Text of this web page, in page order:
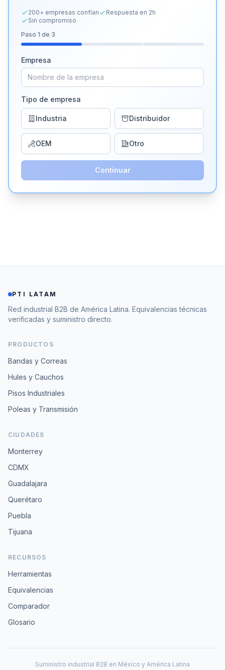
200+ empresas confían
Respuesta en 2h
Sin compromiso
Paso 1 de 3
Empresa
Tipo de empresa
Industria Distribuidor
OEM Otro
Continuar
PTI LATAM
Red industrial B2B de América Latina. Equivalencias técnicas
verificadas y suministro directo.
PRODUCTOS
Bandas y Correas
Hules y Cauchos
Pisos Industriales
Poleas y Transmisión
CIUDADES
Monterrey
CDMX
Guadalajara
Querétaro
Puebla
Tijuana
RECURSOS
Herramientas
Equivalencias
Comparador
Glosario
Suministro industrial B2B en México y América Latina